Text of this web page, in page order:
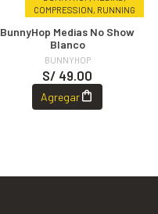
COMPRESSION, RUNNING
BunnyHop Medias No Show
Blanco
BUNNYHOP
S/ 49.00
Agregar